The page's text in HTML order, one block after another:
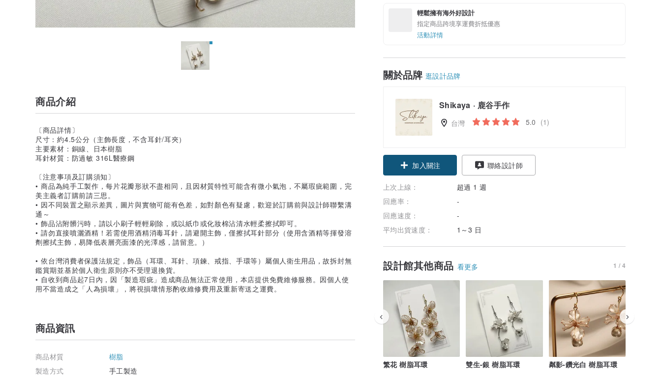
輕鬆擁有海外好設計
指定商品跨境享運費折抵優惠
活動詳情
關於品牌 逛設計品牌
Shikaya · 鹿谷手作
台灣 5.0 (1)
加入關注 聯絡設計師
上次上線：
超過 1 週
回應率：
-
回應速度：
-
平均出貨速度：
1～3 日
設計館其他商品 看更多 1 / 4
繁花 樹脂耳環 雙生-銀 樹脂耳環 粼影-鑽光白 樹脂耳環
商品介紹
〔商品詳情〕
尺寸：約4.5公分（主飾長度，不含耳針/耳夾）
主要素材：銅線、日本樹脂
耳針材質：防過敏 316L醫療鋼
〔注意事項及訂購須知〕
• 商品為純手工製作，每片花瓣形狀不盡相同，且因材質特性可能含有微小氣泡，不屬瑕疵範圍，完
美主義者訂購前請三思。
• 因不同裝置之顯示差異，圖片與實物可能有色差，如對顏色有疑慮，歡迎於訂購前與設計師聯繫溝
通～
• 飾品沾附髒污時，請以小刷子輕輕刷除，或以紙巾或化妝棉沾清水輕柔擦拭即可。
• 請勿直接噴灑酒精！若需使用酒精消毒耳針，請避開主飾，僅擦拭耳針部分（使用含酒精等揮發溶
劑擦拭主飾，易降低表層亮面漆的光澤感，請留意。）
• 依台灣消費者保護法規定，飾品（耳環、耳針、項鍊、戒指、手環等）屬個人衛生用品，故拆封無
鑑賞期並基於個人衛生原則亦不受理退換貨。
• 自收到商品起7日內，因「製造瑕疵」造成商品無法正常使用，本店提供免費維修服務。因個人使
用不當造成之「人為損壞」，將視損壞情形酌收維修費用及重新寄送之運費。
商品資訊
商品材質
樹脂
製造方式
手工製造